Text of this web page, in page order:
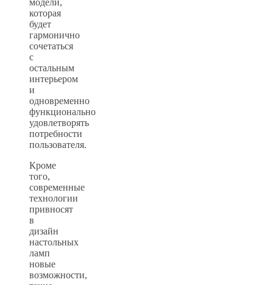
которая
будет
гармонично
сочетаться
с
остальным
интерьером
и
одновременно
функционально
удовлетворять
потребности
пользователя.
Кроме
того,
современные
технологии
привносят
в
дизайн
настольных
ламп
новые
возможности,